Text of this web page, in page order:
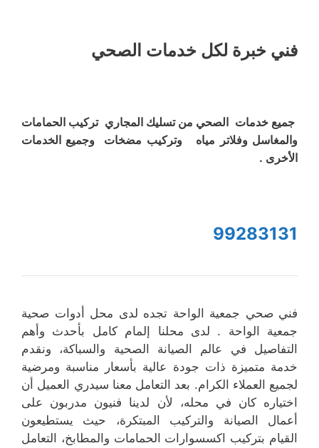
فني خبرة لكل خدمات الصحي
جميع خدمات الصحي من تسليك المجاري تركيب الحمامات
والمغاسل وفلاتر مياه وتركيب مضخات وجميع الخدمات
الأخرى .
99283131
فني صحي جمعية الواحة تجده لدى محل أدوات صحية
جمعية الواحة . لدى محلنا إلمام كامل بأحدث وأهم
التفاصيل في عالم الصيانة الصحية والسباكة، ونقدم
خدمة متميزة ذات جودة عالية بأسعار مناسبة ومرضية
لجميع العملاء الكرام. بعد التعامل معنا سيدري العميل أن
اختياره كان في محله، لأن لدينا فنيون مدربون على
أعمال الصيانة والتركيب المبتكرة، حيث يستطيعون
القيام بتركيب اكسسوارات الحمامات والمطابخ، التعامل